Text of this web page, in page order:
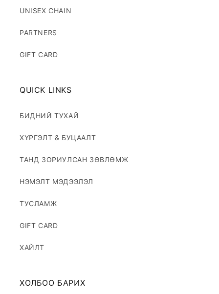
UNISEX CHAIN
PARTNERS
GIFT CARD
QUICK LINKS
БИДНИЙ ТУХАЙ
ХҮРГЭЛТ & БУЦААЛТ
ТАНД ЗОРИУЛСАН ЗӨВЛӨМЖ
НЭМЭЛТ МЭДЭЭЛЭЛ
ТУСЛАМЖ
GIFT CARD
ХАЙЛТ
ХОЛБОО БАРИХ